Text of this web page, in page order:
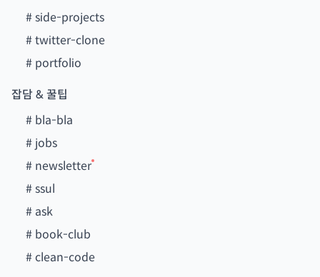
#side-projects
#twitter-clone
# portfolio
잡담 & 꿀팁
# bla-bla
# jobs
# newsletter
#ssul
# ask
# book-club
#clean-code